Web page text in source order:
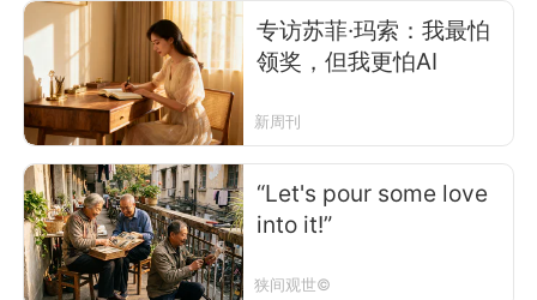
专访苏菲·玛索：我最怕
领奖，但我更怕AI
新周刊
“Let's pour some love
into it!”
狭间观世©